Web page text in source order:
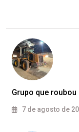
Grupo que
7 de agosto de